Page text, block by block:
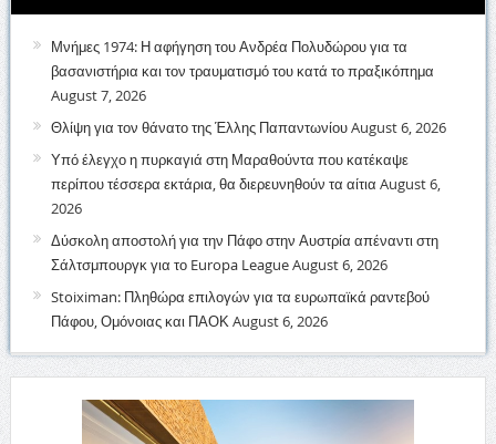
Μνήμες 1974: Η αφήγηση του Ανδρέα Πολυδώρου για τα
βασανιστήρια και τον τραυματισμό του κατά το πραξικόπημα
August 7, 2026
Θλίψη για τον θάνατο της Έλλης ΠαπαντωνίουAugust 6, 2026
Υπό έλεγχο η πυρκαγιά στη Μαραθούντα που κατέκαψε
περίπου τέσσερα εκτάρια, θα διερευνηθούν τα αίτια August 6,
2026
Δύσκολη αποστολή για την Πάφο στην Αυστρία απέναντι στη
Σάλτσμπουργκ για το Europa LeagueAugust 6, 2026
Stoiximan: Πληθώρα επιλογών για τα ευρωπαϊκά ραντεβού
Πάφου, Ομόνοιας και ΠΑΟΚAugust 6, 2026